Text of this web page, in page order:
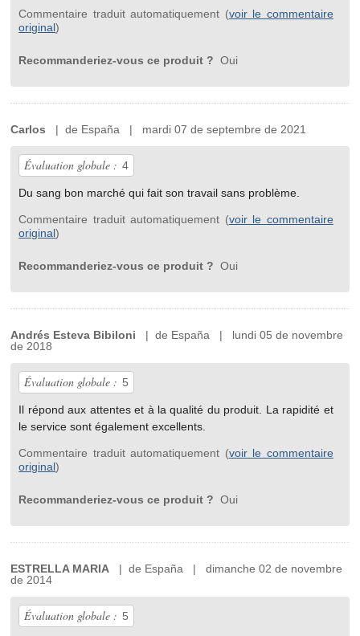
Commentaire traduit automatiquement (voir le commentaire
original)
Recommanderiez-vous ce produit ? Oui
Carlos | de España | mardi 07 de septembre de 2021
Évaluation globale : 4
Du sang bon marché qui fait son travail sans problème.
Commentaire traduit automatiquement (voir le commentaire
original)
Recommanderiez-vous ce produit ? Oui
Andrés Esteva Bibiloni | de España | lundi 05 de novembre
de 2018
Évaluation globale : 5
Il répond aux attentes et à la qualité du produit. La rapidité et
le service sont également excellents.
Commentaire traduit automatiquement (voir le commentaire
original)
Recommanderiez-vous ce produit ? Oui
ESTRELLA MARIA | de España | dimanche 02 de novembre
de 2014
Évaluation globale : 5